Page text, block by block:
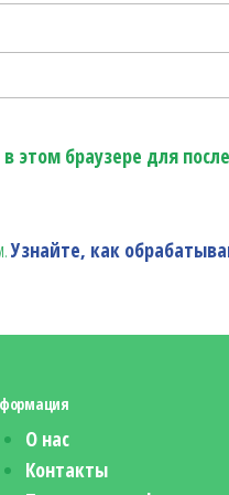
этом браузере для
Узнайте, как
О нас
Контакты